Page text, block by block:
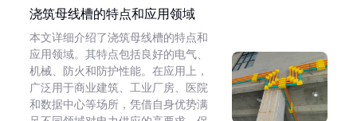
浇筑母线槽的特点和应用领域
本文详细介绍了浇筑母线槽的特点和
应用领域。其特点包括良好的电气、
机械、防火和防护性能。在应用上，
广泛用于商业建筑、工业厂房、医院
和数据中心等场所，凭借自身优势满